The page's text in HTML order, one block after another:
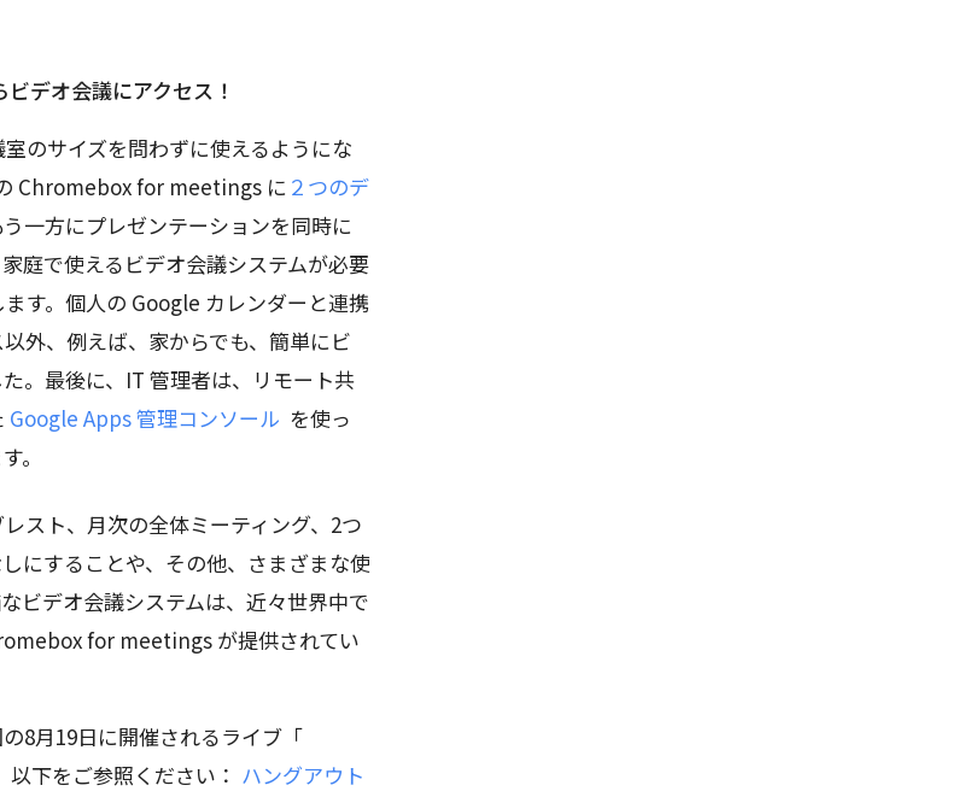
デオ会議にアクセス！
のサイズを問わずに使えるようにな
Chromebox for meetings に ２つのデ
一方にプレゼンテーションを同時に
庭で使えるビデオ会議システムが必要
す。個人の Google カレンダーと連携
外、例えば、家からでも、簡単にビ
。最後に、IT 管理者は、リモート共
Google Apps 管理コンソール を使っ
。
スト、月次の全体ミーティング、2つ
にすることや、その他、さまざまな使
ビデオ会議システムは、近々世界中で
for meetings が提供されてい
8月19日に開催されるライブ「
下をご参照ください： ハングアウト